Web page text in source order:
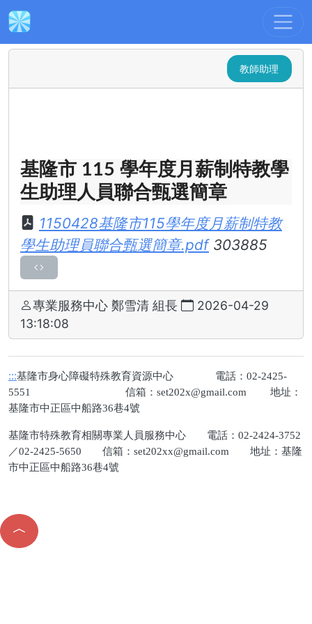
:::
基隆市 115 學年度月薪制
特教學生助理人員聯合甄選簡章
教師助理
基隆市 115 學年度月薪制特教學
生助理人員聯合甄選簡章
1150428基隆市115學年度月薪制特教
學生助理員聯合甄選簡章.pdf 303885
專業服務中心 鄭雪清 組長
2026-04-29
13:18:08
:::基隆市身心障礙特殊教育資源中心 電話：02-2425-
5551 信箱： set202x@gmail.com 地址：
基隆市中正區中船路36巷4號
基隆市特殊教育相關專業人員服務中心 電話：02-2424-3752
／02-2425-5650 信箱： set202xx@gmail.com 地址：基隆
市中正區中船路36巷4號